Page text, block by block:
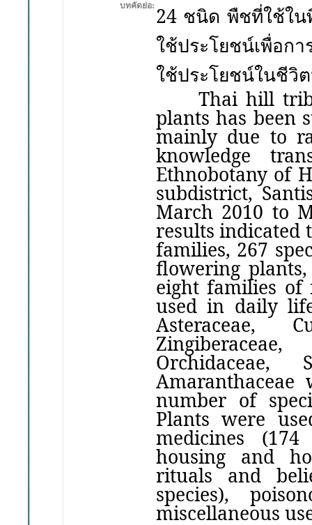
บทคัดย่อ: 24 ชนิด พืชที่ใช้ใน
ใช้ประโยชน์เพื่อกา
ใช้ประโยชน์ในชีวิ
Thai hill
plants has been
mainly due to
knowledge
Ethnobotany of
subdistrict,
March 2010 to
results indicated
families, 267
flowering plants,
eight families of
used in daily
Asteraceae,
Zingiberaceae,
Orchidaceae,
Amaranthaceae
number of
Plants were
medicines (
housing and
rituals and
species),
miscellaneous